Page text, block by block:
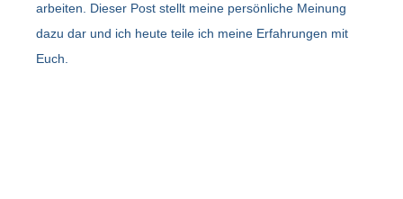
arbeiten. Dieser Post stellt meine persönliche Meinung
dazu dar und ich heute teile ich meine Erfahrungen mit
Euch.